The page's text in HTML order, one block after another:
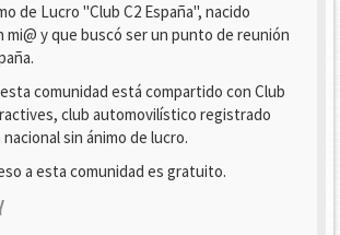
de Lucro "Club C2 España", nacido
mi@ y que buscó ser un punto de reunión
comunidad está compartido con Club
club automovilístico registrado
sin ánimo de lucro.
a esta comunidad es gratuito.